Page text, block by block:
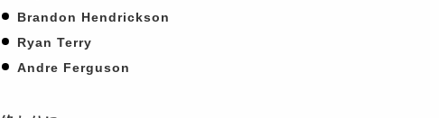
Brandon Hendrickson
Ryan Terry
Andre Ferguson